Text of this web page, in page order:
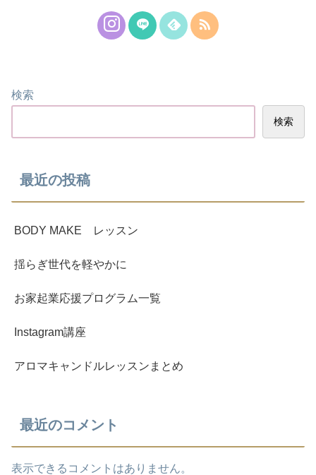
検索
検索
最近の投稿
BODY MAKE レッスン
揺らぎ世代を軽やかに
お家起業応援プログラム一覧
Instagram講座
アロマキャンドルレッスンまとめ
最近のコメント
表示できるコメントはありません。